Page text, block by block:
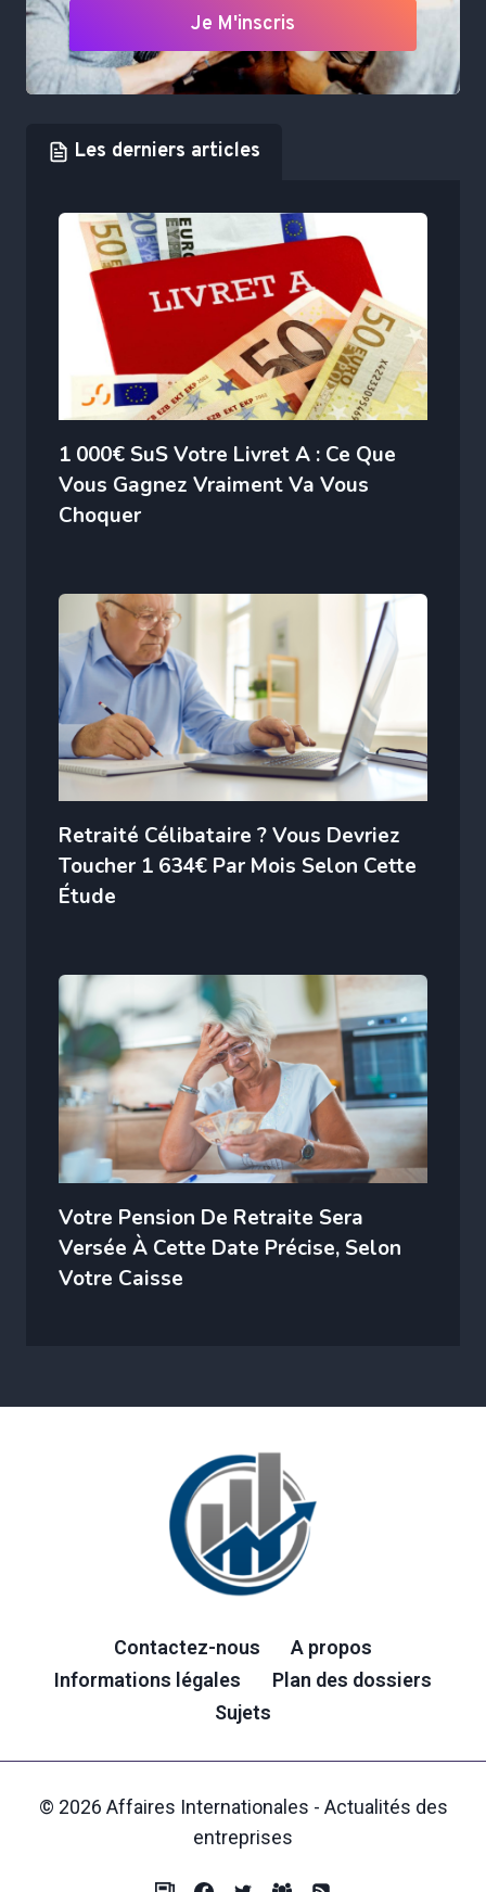
Je M'inscris
Les derniers articles
1 000€ SuS Votre Livret A : Ce Que
Vous Gagnez Vraiment Va Vous
Choquer
Retraité Célibataire ? Vous Devriez
Toucher 1 634€ Par Mois Selon Cette
Étude
Votre Pension De Retraite Sera
Versée À Cette Date Précise, Selon
Votre Caisse
Contactez-nous
A propos
Informations légales
Plan des dossiers
Sujets
© 2026 Affaires Internationales - Actualités des
entreprises